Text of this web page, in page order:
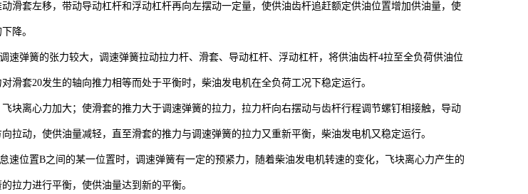
滑套左移，带动导动杠杆和浮动杠杆再向左摆动一定量，使供油齿杆追赶额定供油位置增加供油量，使
降。
速弹簧的张力较大，调速弹簧拉动拉力杆、滑套、导动杠杆、浮动杠杆，将供油齿杆4拉至全负荷供油位
滑套20发生的轴向推力相等而处于平衡时，柴油发电机在全负荷工况下稳定运行。
块离心力加大；使滑套的推力大于调速弹簧的拉力，拉力杆向右摆动与齿杆行程调节螺钉相接触，导动
拉动，使供油量减轻，直至滑套的推力与调速弹簧的拉力又重新平衡，柴油发电机又稳定运行。
速位置B之间的某一位置时，调速弹簧有一定的预紧力，随着柴油发电机转速的变化，飞块离心力产生的
拉力进行平衡，使供油量达到新的平衡。